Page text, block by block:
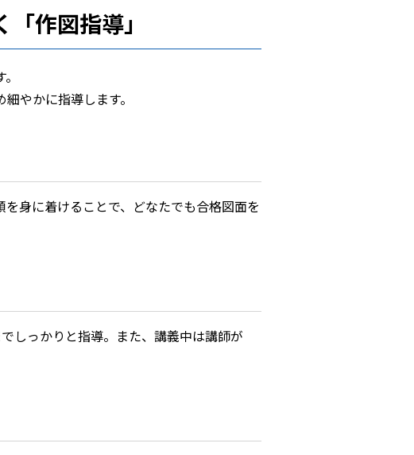
作図指導」
やかに指導します。
身に着けることで、どなたでも合格図面を
しっかりと指導。また、講義中は講師が